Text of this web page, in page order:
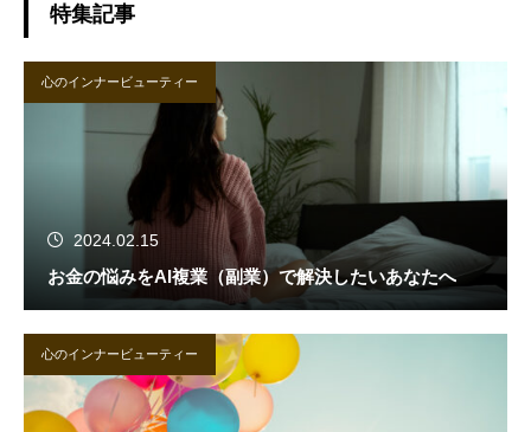
特集記事
心のインナービューティー
2024.02.15
お金の悩みをAI複業（副業）で解決したいあなたへ
心のインナービューティー